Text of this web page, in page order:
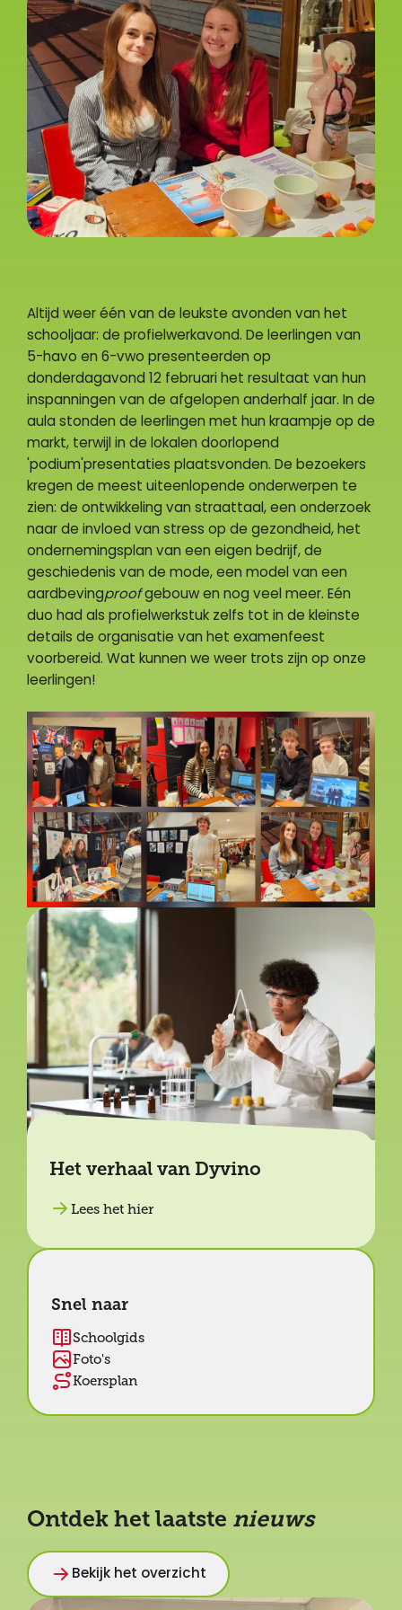
Altijd weer één van de leukste avonden van het
schooljaar: de profielwerkavond. De leerlingen van
5-havo en 6-vwo presenteerden op
donderdagavond 12 februari het resultaat van hun
inspanningen van de afgelopen anderhalf jaar. In de
aula stonden de leerlingen met hun kraampje op de
markt, terwijl in de lokalen doorlopend
'podium'presentaties plaatsvonden. De bezoekers
kregen de meest uiteenlopende onderwerpen te
zien: de ontwikkeling van straattaal, een onderzoek
naar de invloed van stress op de gezondheid, het
ondernemingsplan van een eigen bedrijf, de
geschiedenis van de mode, een model van een
aardbevingproofgebouw en nog veel meer. Eén
duo had als profielwerkstuk zelfs tot in de kleinste
details de organisatie van het examenfeest
voorbereid. Wat kunnen we weer trots zijn op onze
leerlingen!
Het verhaal van Dyvino
Lees het hier
Snel naar
Schoolgids
Foto's
Koersplan
Ontdek het laatste nieuws
Bekijk het overzicht